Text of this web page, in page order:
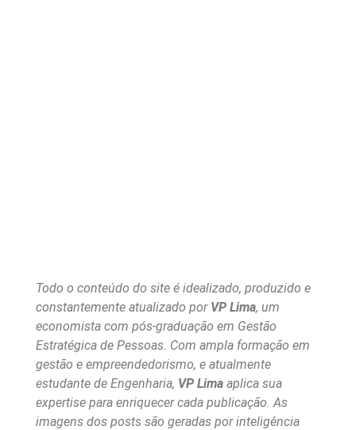
Todo o conteúdo do site é idealizado, produzido e
constantemente atualizado por VP Lima, um
economista com pós-graduação em Gestão
Estratégica de Pessoas. Com ampla formação em
gestão e empreendedorismo, e atualmente
estudante de Engenharia, VP Lima aplica sua
expertise para enriquecer cada publicação. As
imagens dos posts são geradas por inteligência